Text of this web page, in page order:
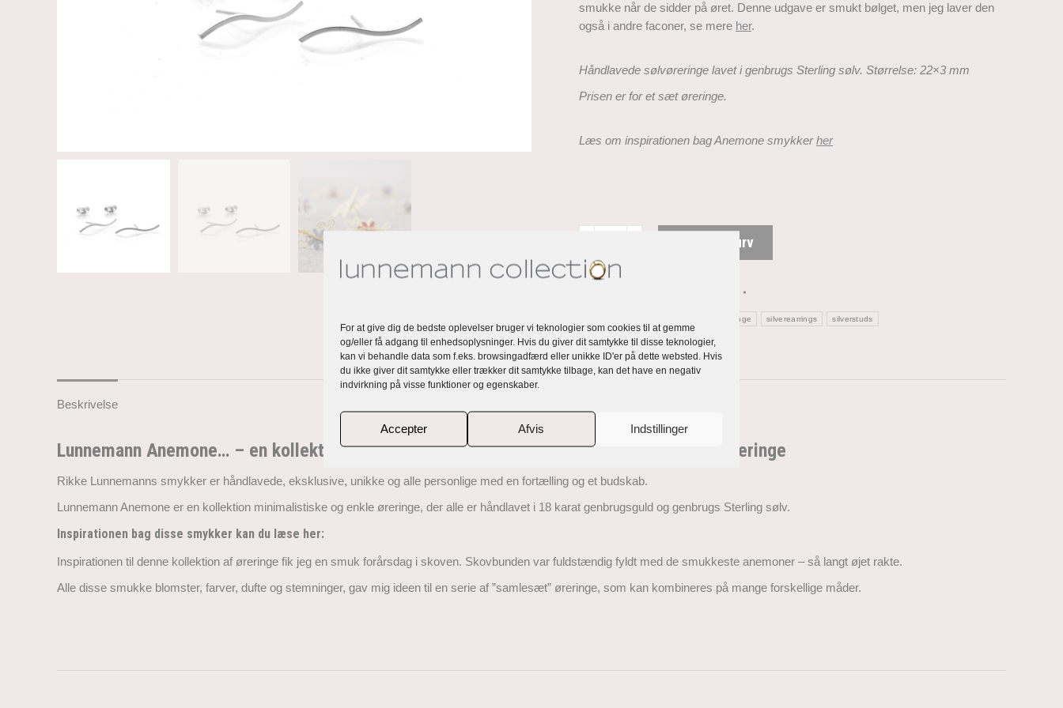
For at give dig de bedste oplevelser bruger vi teknologier som cookies til at gemme
og/eller få adgang til enhedsoplysninger. Hvis du giver dit samtykke til disse teknologier,
kan vi behandle data som f.eks. browsingadfærd eller unikke ID'er på dette websted. Hvis
du ikke giver dit samtykke eller trækker dit samtykke tilbage, kan det have en negativ
indvirkning på visse funktioner og egenskaber.
Accepter Afvis Indstillinger
smukke når de sidder på øret. Denne udgave er smukt bølget, men jeg laver den
også i andre faconer, se mere her.
Håndlavede sølvøreringe lavet i genbrugs Sterling sølv. Størrelse: 22×3 mm
Prisen er for et sæt øreringe.
Læs om inspirationen bag Anemone smykkerher
antal
Tilføj til kurv
sølvøreringe silverearrings silverstuds
Beskrivelse
Lunnemann Anemone… – en kollektion af håndlavede, eksklusive, unikke og personlige øreringe
Rikke Lunnemanns smykker er håndlavede, eksklusive, unikke og alle personlige med en fortælling og et budskab.
Lunnemann Anemone er en kollektion minimalistiske og enkle øreringe, der alle er håndlavet i 18 karat genbrugsguld og genbrugs Sterling sølv.
Inspirationen bag disse smykker kan du læse her:
Inspirationen til denne kollektion af øreringe fik jeg en smuk forårsdag i skoven. Skovbunden var fuldstændig fyldt med de smukkeste anemoner – så langt øjet rakte.
Alle disse smukke blomster, farver, dufte og stemninger, gav mig ideen til en serie af ”samlesæt” øreringe, som kan kombineres på mange forskellige måder.